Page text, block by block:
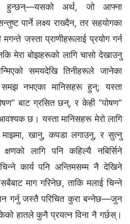
हुन्छन्—यसको अर्थ, जो आफ्ना
पार्ने लक्ष्य राख्दैन, तर सहयोगका
जस्ता प्राणीहरूलाई प्रयोग गर्न
मेरा बोझहरूको लागि चासो देखाउनु
समयदेखि तिनीहरूले जानेका
नभएका मानिसहरू हुन्; यस्ता
बाट ग्रसित छन्, र केही “पोषण”
छ। यस्ता मानिसहरू मेरो लागि
खानु, कपडा लगाउनु, र सुत्नु
लागि पनि कहिल्यै नबिर्सिने
कार्य पनि अन्तिमसम्म नै देखिने
माग गरिनेछ, ताकि मलाई चिन्ने
गर्नु जस्तै परिचित कुरा बन्नेछ—जुन
हातले कुनै प्रयत्न विना नै गर्छस्।